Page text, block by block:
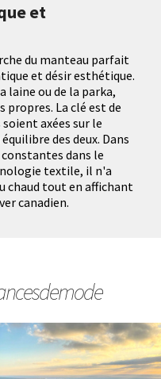
et
du manteau parfait
et désir esthétique.
laine ou de la parka,
propres. La clé est de
axées sur le
des deux. Dans
dans le
textile, il n'a
chaud tout en affichant
canadien.